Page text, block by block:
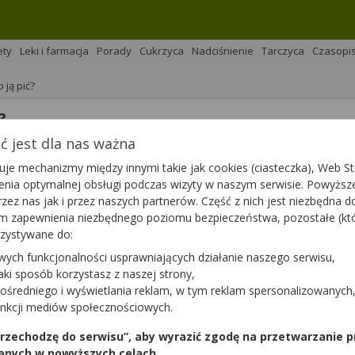
Leki i farmacja Porady Cukrzyca Nadciśnienie Tarczyca
ją pić?
organizm, a przede wszystkim wątroba, walczą z różnymi
powietrza, złośliwymi bakteriami,
co pijemy i jakim powietrzem oddychamy. Sprawdź, jak
Podziel sięna
jest dla nas ważna
mechanizmy między innymi takie jak cookies (ciasteczka), Web
optymalnej obsługi podczas wizyty w naszym serwisie.
nas jak i przez naszych partnerów. Część z nich jest niezbędna
zapewnienia niezbędnego poziomu bezpieczeństwa, pozostałe
do:
funkcjonalności usprawniających działanie naszego serwisu,
sposób korzystasz z naszej strony,
i wyświetlania reklam, w tym reklam spersonalizowanych,
mediów społecznościowych.
do serwisu”, aby wyrazić zgodę na przetwarzanie